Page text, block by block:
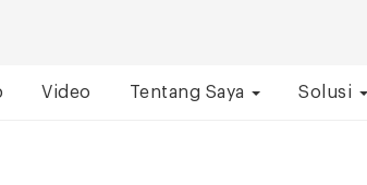
Video Tentang Saya Solusi